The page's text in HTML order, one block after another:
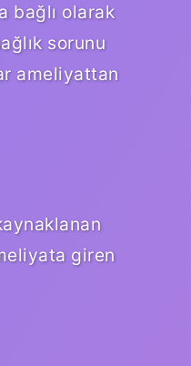
bağlı olarak
sorunu
ameliyattan
giren